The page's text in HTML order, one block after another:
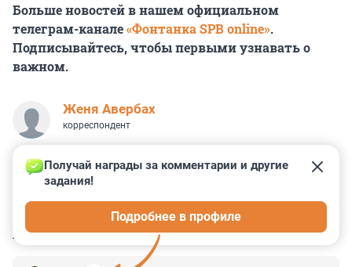
Больше новостей в нашем официальном
телеграм-канале«Фонтанка SPB online».
Подписывайтесь, чтобы первыми узнавать о
важном.
Женя Авербах
корреспондент
КОММЕНТАРИИ 16
Получай награды за комментарии и другие
задания!
Подробнее в профиле